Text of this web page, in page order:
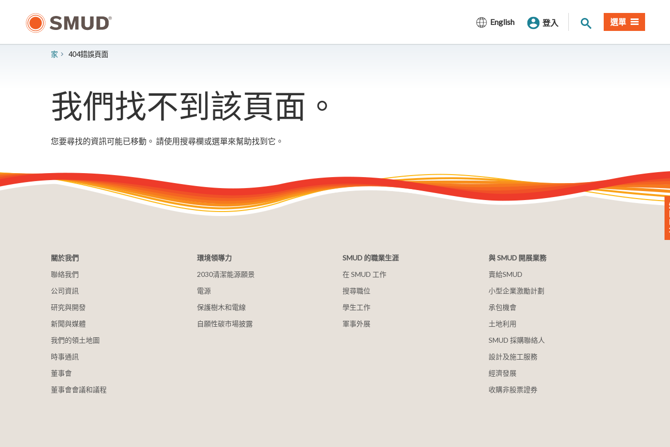
English 登入 站內搜尋選單
家 404錯誤頁面
我們找不到該頁面。
您要尋找的資訊可能已移動。 請使用搜尋欄或選單來幫助找到它。
關於我們
聯絡我們
公司資訊
研究與開發
新聞與媒體
我們的領土地圖
時事通訊
董事會
董事會會議和議程
環境領導力
2030清潔能源願景
電源
保護樹木和電線
自願性碳市場披露
SMUD 的職業生涯
在 SMUD 工作
搜尋職位
學生工作
軍事外展
與 SMUD 開展業務
賣給SMUD
小型企業激勵計劃
承包機會
土地利用
SMUD 採購聯絡人
設計及施工服務
經濟發展
收購非股票證券